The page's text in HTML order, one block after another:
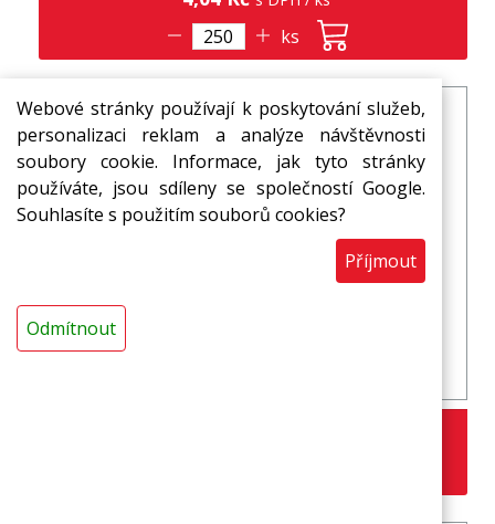
Webové stránky používají k poskytování služeb,
personalizaci reklam a analýze návštěvnosti
soubory cookie. Informace, jak tyto stránky
používáte, jsou sdíleny se společností Google.
Souhlasíte s použitím souborů cookies?
Příjmout
Odmítnout
ks